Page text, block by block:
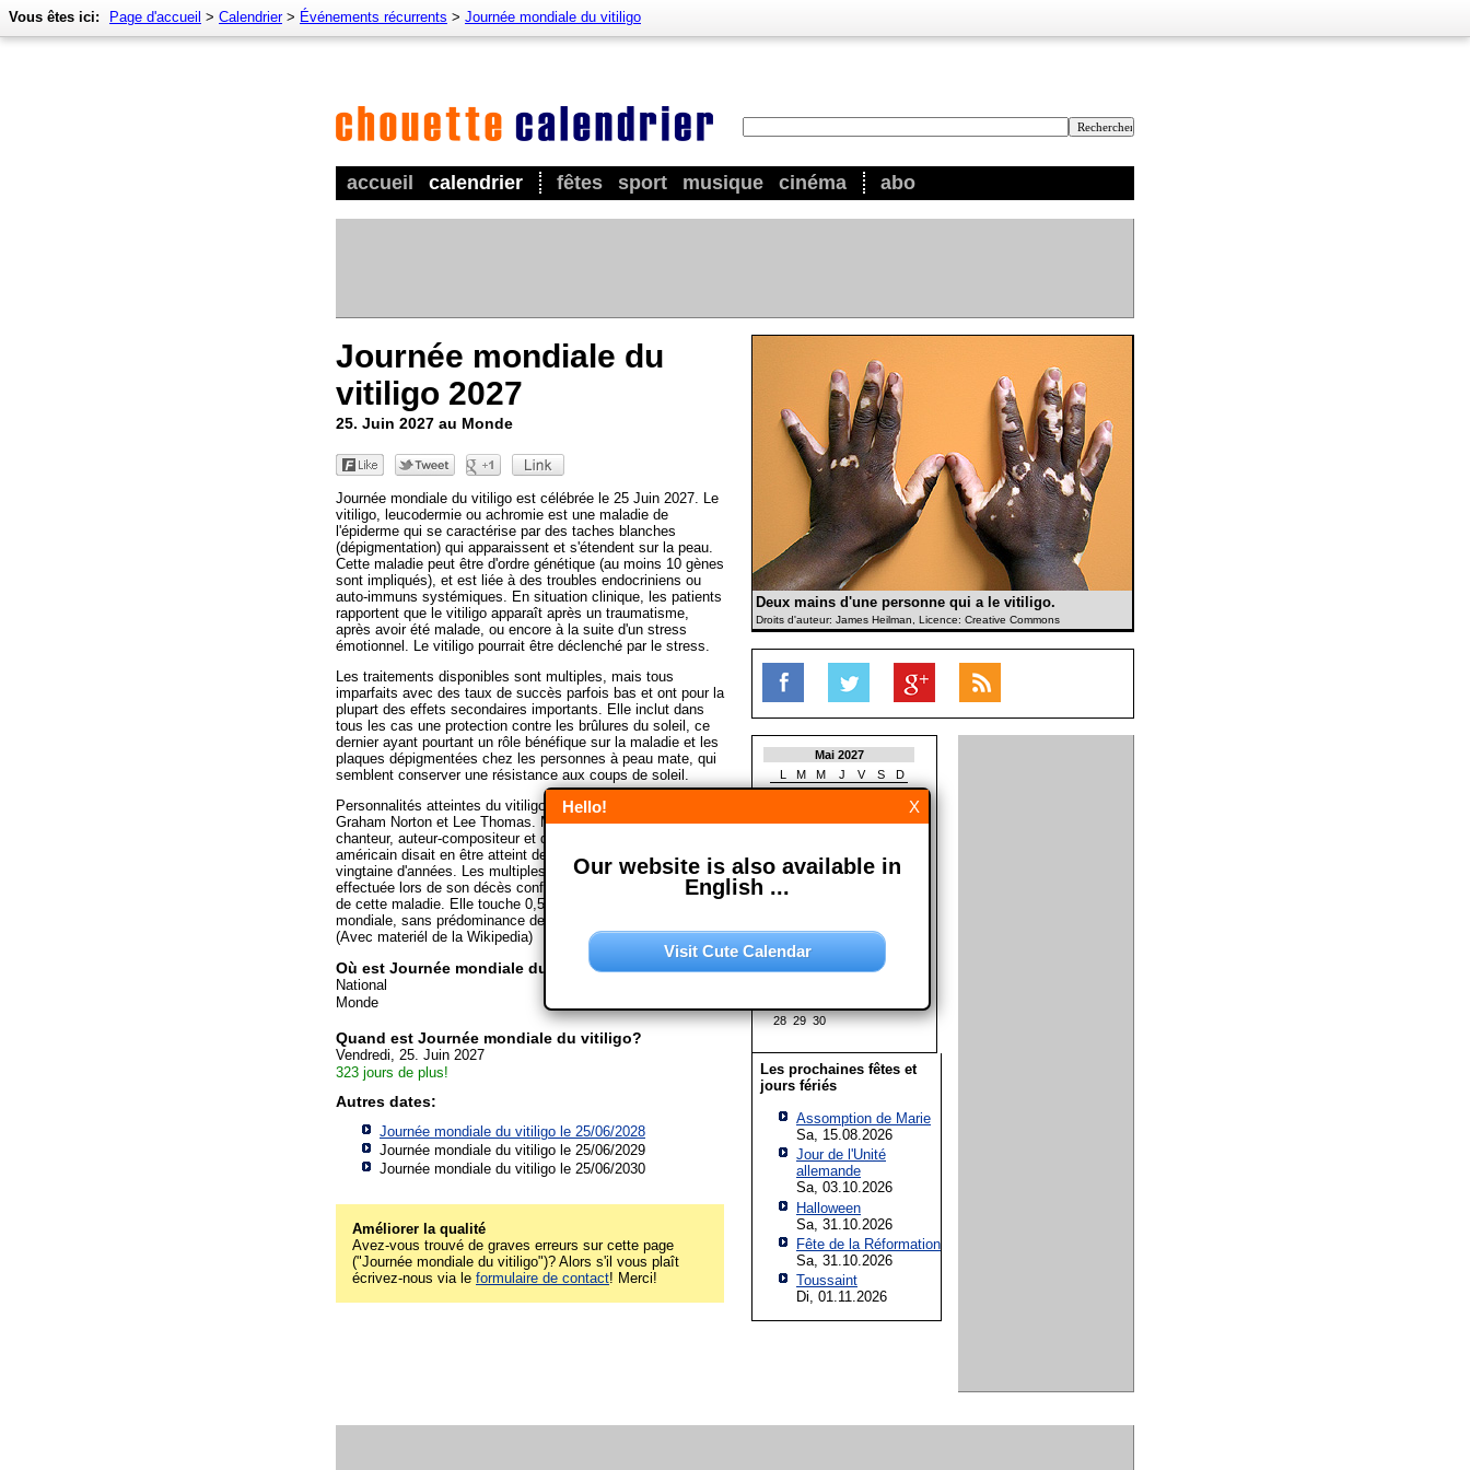
accueil calendrier fêtes sport musique cinéma abo
Vous êtes ici: Page d'accueil > Calendrier> Événements récurrents > Journée mondiale du vitiligo
Journée mondiale du
vitiligo 2027
25. Juin 2027 au Monde
Journée mondiale du vitiligo est célébrée le 25 Juin 2027. Le
vitiligo, leucodermie ou achromie est une maladie de
l'épiderme qui se caractérise par des taches blanches
(dépigmentation) qui apparaissent et s'étendent sur la peau.
Cette maladie peut être d'ordre génétique (au moins 10 gènes
sont impliqués), et est liée à des troubles endocriniens ou
auto-immuns systémiques. En situation clinique, les patients
rapportent que le vitiligo apparaît après un traumatisme,
après avoir été malade, ou encore à la suite d'un stress
émotionnel. Le vitiligo pourrait être déclenché par le stress.
Les traitements disponibles sont multiples, mais tous
imparfaits avec des taux de succès parfois bas et ont pour la
plupart des effets secondaires importants. Elle inclut dans
tous les cas une protection contre les brûlures du soleil, ce
dernier ayant pourtant un rôle bénéfique sur la maladie et les
plaques dépigmentées chez les personnes à peau mate, qui
semblent conserver une résistance aux coups de soleil.
Personnalités atteintes du vitiligo sont Michael Jackson,
Graham Norton et Lee Thomas. Michael Jackson était un
chanteur, auteur-compositeur et danseur-chorégraphe
américain disait en être atteint depuis qu'il avait une
vingtaine d'années. Les multiples rapports d'autopsie
effectuée lors de son décès confirment qu'il était bien atteint
de cette maladie. Elle touche 0,5 % de la population
mondiale, sans prédominance de sexe ni d'origine ethnique.
(Avec materiél de la Wikipedia)
Où est Journée mondiale du vitiligo?
National
Monde
Quand est Journée mondiale du vitiligo?
Vendredi, 25. Juin 2027
323 jours de plus!
Autres dates:
Journée mondiale du vitiligo le 25/06/2028
Journée mondiale du vitiligo le 25/06/2029
Journée mondiale du vitiligo le 25/06/2030
Améliorer la qualité
Avez-vous trouvé de graves erreurs sur cette page
("Journée mondiale du vitiligo")? Alors s'il vous plaît
écrivez-nous via le formulaire de contact! Merci!
Deux mains d'une personne qui a le vitiligo.
Droits d'auteur: James Heilman, Licence: Creative Commons
Mai 2027
L
M M J V S
D
1
2
10 11 12 13 14 15 16
24 25 26 27 28 29 30
L
M M J V S
1
12
28 29 30
Les prochaines fêtes et
jours fériés
Assomption de Marie
Sa, 15.08.2026
Jour de l'Unité
allemande
Sa, 03.10.2026
Halloween
Sa, 31.10.2026
Fête de la Réformation
Sa, 31.10.2026
Toussaint
Di, 01.11.2026
X
Hello!
Our website is also available in
English ...
Visit Cute Calendar